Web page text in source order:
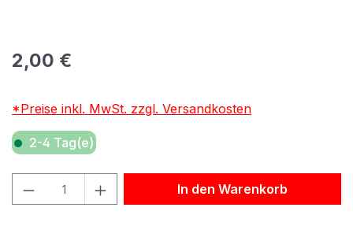
Regulärer Preis:
2,00 €
*Preise inkl. MwSt. zzgl. Versandkosten
2-4 Tag(e)
Produkt Anzahl: Gib den gewünschten Wert ein oder
In den Warenkorb